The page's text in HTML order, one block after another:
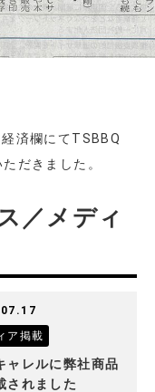
済欄にてTSBBQ
だきました。
／メディ
ア掲載
ャレルに弊社商品
されました